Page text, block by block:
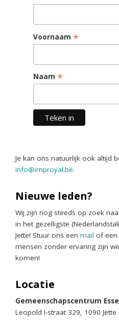
Voornaam *
Naam *
Je kan ons natuurlijk ook altijd
info@improyal.be.
Nieuwe leden?
Wij zijn nog steeds op zoek
in het gezelligste
Jette! Stuur ons een mail of een
mensen zonder ervaring zijn
komen!
Locatie
Gemeenschapscentrum
Leopold I-straat 329, 1090 Jette